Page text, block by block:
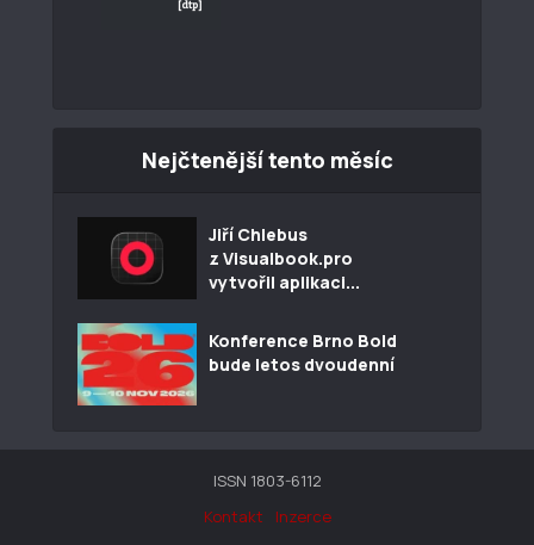
Nejčtenější tento měsíc
Jiří Chlebus
z Visualbook.pro
vytvořil aplikaci...
Konference Brno Bold
bude letos dvoudenní
ISSN 1803-6112
Kontakt
Inzerce